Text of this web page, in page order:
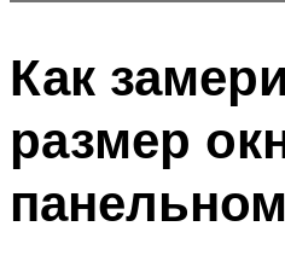
Как
размер